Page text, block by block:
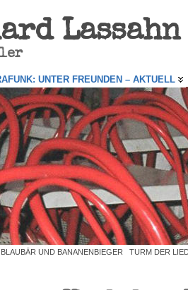
Lassahn
UNTER FREUNDEN – AKTUELL
BLAUBÄR UND BANANENBIEGER TURM DER